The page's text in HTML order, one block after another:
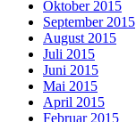
Oktober 2015
September 2015
August 2015
Juli 2015
Juni 2015
Mai 2015
April 2015
Februar 2015